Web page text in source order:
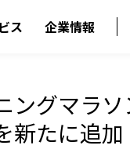
ス 企業情報
ングマラ
新たに追加